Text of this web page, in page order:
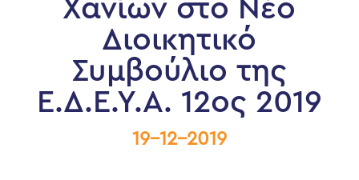
Χανίων στο Νέο
Διοικητικό
Συμβούλιο της
Ε.Δ.Ε.Υ.Α. 12ος 2019
19-12-2019